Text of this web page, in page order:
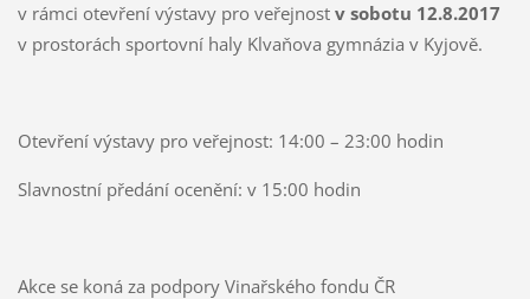
v rámci otevření výstavy pro veřejnost v sobotu 12.8.2017
v prostorách sportovní haly Klvaňova gymnázia v Kyjově.
Otevření výstavy pro veřejnost: 14:00 – 23:00 hodin
Slavnostní předání ocenění: v 15:00 hodin
Akce se koná za podpory Vinařského fondu ČR